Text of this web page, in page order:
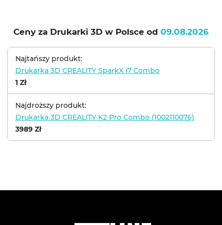
Ceny za Drukarki 3D w Polsce od 09.08.2026
Najtańszy produkt:
Drukarka 3D CREALITY SparkX i7 Combo
1 Zł
Najdroższy produkt:
Drukarka 3D CREALITY K2 Pro Combo (1002110076)
3989 Zł